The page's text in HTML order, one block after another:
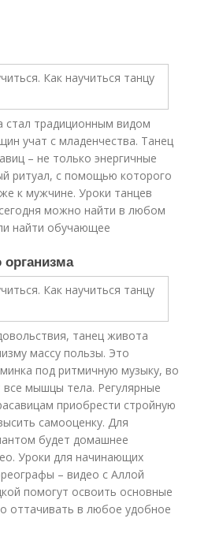
стал традиционным видом
учат с младенчества. Танец
– не только энергичные
ритуал, с помощью которого
к мужчине. Уроки танцев
можно найти в любом
найти обучающее
танец живота
массу пользы. Это
под ритмичную музыку, во
мышцы тела. Регулярные
приобрести стройную
самооценку. Для
будет домашнее
Уроки для начинающих
– видео с Аллой
помогут освоить основные
оттачивать в любое удобное